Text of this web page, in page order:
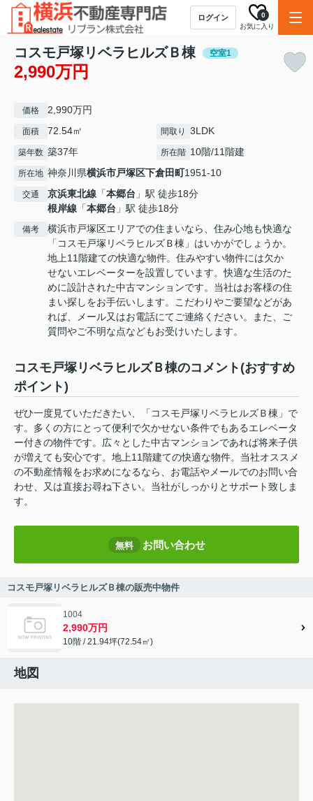
ログイン
お気に入り
0
コスモ戸塚リベラヒルズＢ棟 空室1
2,990万円
価格 2,990万円
面積 72.54㎡ 間取り 3LDK
築年数 築37年 所在階 10階/11階建
所在地 神奈川県横浜市戸塚区下倉田町1951-10
交通 京浜東北線 「本郷台 」駅 徒歩18分
根岸線 「本郷台 」駅 徒歩18分
備考
横浜市戸塚区エリアでの住まいなら、住み心地も快適な
「コスモ戸塚リベラヒルズＢ棟」はいかがでしょうか。
地上11階建ての快適な物件。住みやすい物件には欠か
せないエレベーターを設置しています。快適な生活のた
めに設計された中古マンションです。当社はお客様の住
まい探しをお手伝いします。こだわりやご要望などがあ
れば、メール又はお電話にてご連絡ください。また、ご
質問やご不明な点などもお受けいたします。
コスモ戸塚リベラヒルズＢ棟のコメント(おすすめ
ポイント)
ぜひ一度見ていただきたい、「コスモ戸塚リベラヒルズＢ棟」で
す。多くの方にとって便利で欠かせない条件でもあるエレベータ
ー付きの物件です。広々とした中古マンションであれば将来子供
が増えても安心です。地上11階建ての快適な物件。当社オススメ
の不動産情報をお求めになるなら、お電話やメールでのお問い合
わせ、又は直接お尋ね下さい。当社がしっかりとサポート致しま
す。
無料 お問い合わせ
コスモ戸塚リベラヒルズＢ棟の販売中物件
1004
2,990万円
10階 / 21.94坪(72.54㎡)
地図